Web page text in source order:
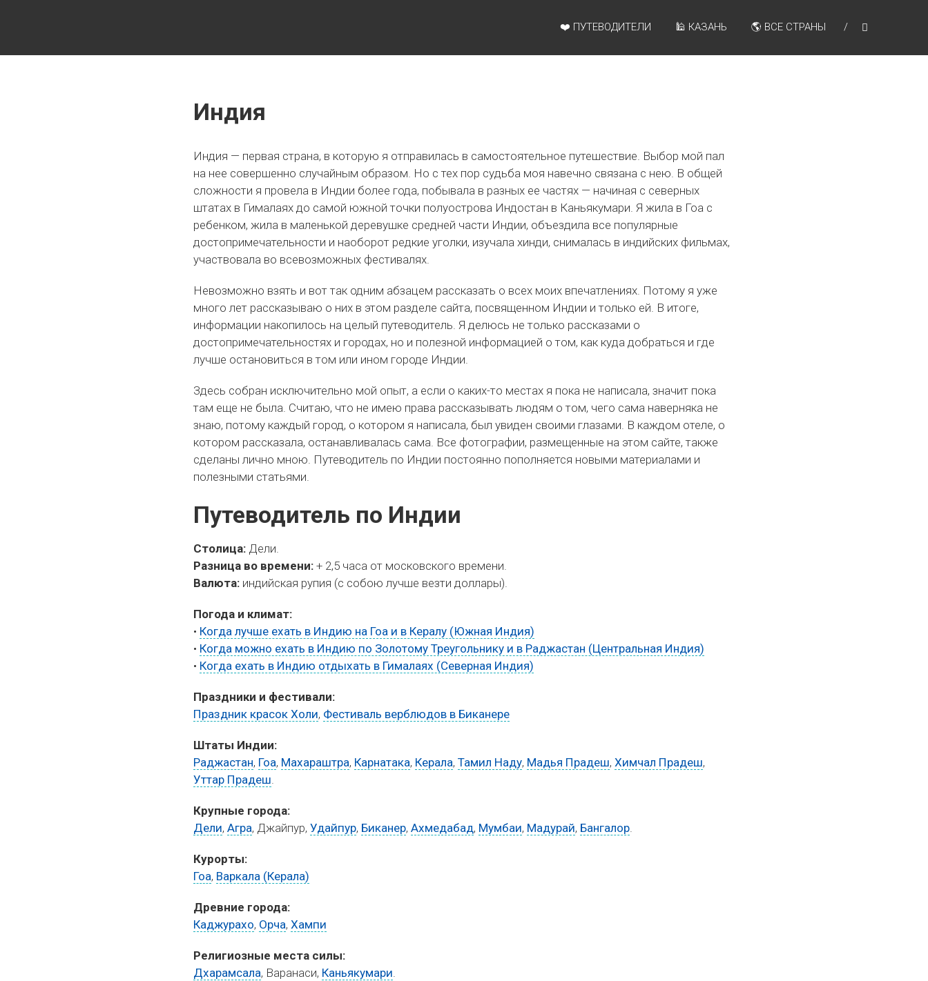
❤️ ПУТЕВОДИТЕЛИ 🕌 КАЗАНЬ 🌎 ВСЕ СТРАНЫ
Индия
Индия — первая страна, в которую я отправилась в самостоятельное путешествие. Выбор мой пал
на нее совершенно случайным образом. Но с тех пор судьба моя навечно связана с нею. В общей
сложности я провела в Индии более года, побывала в разных ее частях — начиная с северных
штатах в Гималаях до самой южной точки полуострова Индостан в Каньякумари. Я жила в Гоа с
ребенком, жила в маленькой деревушке средней части Индии, объездила все популярные
достопримечательности и наоборот редкие уголки, изучала хинди, снималась в индийских фильмах,
участвовала во всевозможных фестивалях.
Невозможно взять и вот так одним абзацем рассказать о всех моих впечатлениях. Потому я уже
много лет рассказываю о них в этом разделе сайта, посвященном Индии и только ей. В итоге,
информации накопилось на целый путеводитель. Я делюсь не только рассказами о
достопримечательностях и городах, но и полезной информацией о том, как куда добраться и где
лучше остановиться в том или ином городе Индии.
Здесь собран исключительно мой опыт, а если о каких-то местах я пока не написала, значит пока
там еще не была. Считаю, что не имею права рассказывать людям о том, чего сама наверняка не
знаю, потому каждый город, о котором я написала, был увиден своими глазами. В каждом отеле, о
котором рассказала, останавливалась сама. Все фотографии, размещенные на этом сайте, также
сделаны лично мною. Путеводитель по Индии постоянно пополняется новыми материалами и
полезными статьями.
Путеводитель по Индии
Столица: Дели.
Разница во времени: + 2,5 часа от московского времени.
Валюта: индийская рупия (с собою лучше везти доллары).
Погода и климат:
• Когда лучше ехать в Индию на Гоа и в Кералу (Южная Индия)
• Когда можно ехать в Индию по Золотому Треугольнику и в Раджастан (Центральная Индия)
• Когда ехать в Индию отдыхать в Гималаях (Северная Индия)
Праздники и фестивали:
Праздник красок Холи, Фестиваль верблюдов в Биканере
Штаты Индии:
Раджастан, Гоа, Махараштра, Карнатака, Керала,Тамил Наду, Мадья Прадеш,Химчал Прадеш,
Уттар Прадеш.
Крупные города:
Дели,Агра, Джайпур,Удайпур, Биканер,Ахмедабад, Мумбаи, Мадурай, Бангалор.
Курорты:
Гоа, Варкала (Керала)
Древние города:
Каджурахо, Орча,Хампи
Религиозные места силы:
Дхарамсала, Варанаси, Каньякумари.